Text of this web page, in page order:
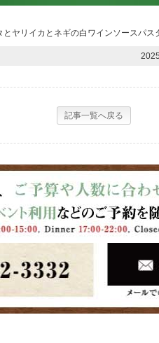
ヤリイカとネギの白ワインソースパス
記事一覧へ戻る